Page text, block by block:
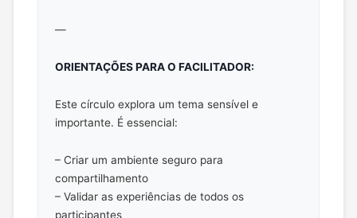
—
ORIENTAÇÕES PARA O FACILITADOR:
Este círculo explora um tema sensível e
importante. É essencial:
– Criar um ambiente seguro para
compartilhamento
– Validar as experiências de todos os
participantes